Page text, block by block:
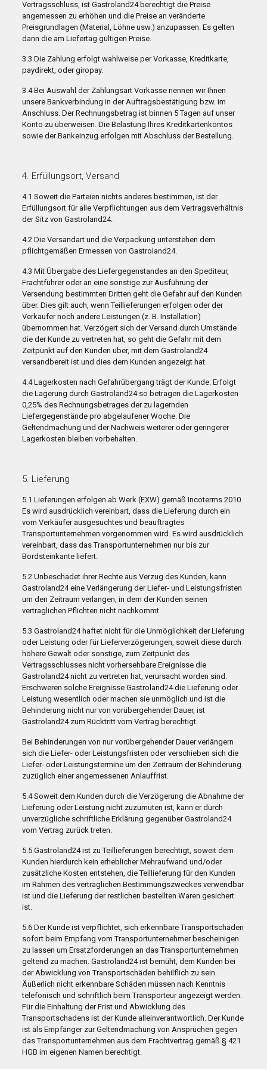
Vertragsschluss, ist Gastroland24 berechtigt die Preise
angemessen zu erhöhen und die Preise an veränderte
Preisgrundlagen (Material, Löhne usw.) anzupassen. Es gelten
dann die am Liefertag gültigen Preise.
3.3 Die Zahlung erfolgt wahlweise per Vorkasse, Kreditkarte,
paydirekt, oder giropay.
3.4 Bei Auswahl der Zahlungsart Vorkasse nennen wir Ihnen
unsere Bankverbindung in der Auftragsbestätigung bzw. im
Anschluss. Der Rechnungsbetrag ist binnen 5 Tagen auf unser
Konto zu überweisen. Die Belastung Ihres Kreditkartenkontos
sowie der Bankeinzug erfolgen mit Abschluss der Bestellung.
4. Erfüllungsort, Versand
4.1 Soweit die Parteien nichts anderes bestimmen, ist der
Erfüllungsort für alle Verpflichtungen aus dem Vertragsverhältnis
der Sitz von Gastroland24.
4.2 Die Versandart und die Verpackung unterstehen dem
pflichtgemäßen Ermessen von Gastroland24.
4.3 Mit Übergabe des Liefergegenstandes an den Spediteur,
Frachtführer oder an eine sonstige zur Ausführung der
Versendung bestimmten Dritten geht die Gefahr auf den Kunden
über. Dies gilt auch, wenn Teillieferungen erfolgen oder der
Verkäufer noch andere Leistungen (z. B. Installation)
übernommen hat. Verzögert sich der Versand durch Umstände
die der Kunde zu vertreten hat, so geht die Gefahr mit dem
Zeitpunkt auf den Kunden über, mit dem Gastroland24
versandbereit ist und dies dem Kunden angezeigt hat.
4.4 Lagerkosten nach Gefahrübergang trägt der Kunde. Erfolgt
die Lagerung durch Gastroland24 so betragen die Lagerkosten
0,25% des Rechnungsbetrages der zu lagernden
Liefergegenstände pro abgelaufener Woche. Die
Geltendmachung und der Nachweis weiterer oder geringerer
Lagerkosten bleiben vorbehalten.
5. Lieferung
5.1 Lieferungen erfolgen ab Werk (EXW) gemäß Incoterms 2010.
Es wird ausdrücklich vereinbart, dass die Lieferung durch ein
vom Verkäufer ausgesuchtes und beauftragtes
Transportunternehmen vorgenommen wird. Es wird ausdrücklich
vereinbart, dass das Transportunternehmen nur bis zur
Bordsteinkante liefert.
5.2 Unbeschadet ihrer Rechte aus Verzug des Kunden, kann
Gastroland24 eine Verlängerung der Liefer- und Leistungsfristen
um den Zeitraum verlangen, in dem der Kunden seinen
vertraglichen Pflichten nicht nachkommt.
5.3 Gastroland24 haftet nicht für die Unmöglichkeit der Lieferung
oder Leistung oder für Lieferverzögerungen, soweit diese durch
höhere Gewalt oder sonstige, zum Zeitpunkt des
Vertragsschlusses nicht vorhersehbare Ereignisse die
Gastroland24 nicht zu vertreten hat, verursacht worden sind.
Erschweren solche Ereignisse Gastroland24 die Lieferung oder
Leistung wesentlich oder machen sie unmöglich und ist die
Behinderung nicht nur von vorübergehender Dauer, ist
Gastroland24 zum Rücktritt vom Vertrag berechtigt.
Bei Behinderungen von nur vorübergehender Dauer verlängern
sich die Liefer- oder Leistungsfristen oder verschieben sich die
Liefer- oder Leistungstermine um den Zeitraum der Behinderung
zuzüglich einer angemessenen Anlauffrist.
5.4 Soweit dem Kunden durch die Verzögerung die Abnahme der
Lieferung oder Leistung nicht zuzumuten ist, kann er durch
unverzügliche schriftliche Erklärung gegenüber Gastroland24
vom Vertrag zurück treten.
5.5 Gastroland24 ist zu Teillieferungen berechtigt, soweit dem
Kunden hierdurch kein erheblicher Mehraufwand und/oder
zusätzliche Kosten entstehen, die Teillieferung für den Kunden
im Rahmen des vertraglichen Bestimmungszweckes verwendbar
ist und die Lieferung der restlichen bestellten Waren gesichert
ist.
5.6 Der Kunde ist verpflichtet, sich erkennbare Transportschäden
sofort beim Empfang vom Transportunternehmer bescheinigen
zu lassen um Ersatzforderungen an das Transportunternehmen
geltend zu machen. Gastroland24 ist bemüht, dem Kunden bei
der Abwicklung von Transportschäden behilflich zu sein.
Äußerlich nicht erkennbare Schäden müssen nach Kenntnis
telefonisch und schriftlich beim Transporteur angezeigt werden.
Für die Einhaltung der Frist und Abwicklung des
Transportschadens ist der Kunde alleinverantwortlich. Der Kunde
ist als Empfänger zur Geltendmachung von Ansprüchen gegen
das Transportunternehmen aus dem Frachtvertrag gemäß § 421
HGB im eigenen Namen berechtigt.